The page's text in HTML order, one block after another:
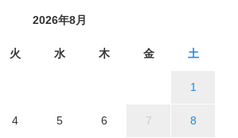
2026年8月
火 水 木 金 土
1
4 5 6 7 8